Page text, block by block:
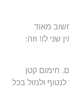
מאוד
שני לו! וזה:
. חימום קטן
ולנזול בכל